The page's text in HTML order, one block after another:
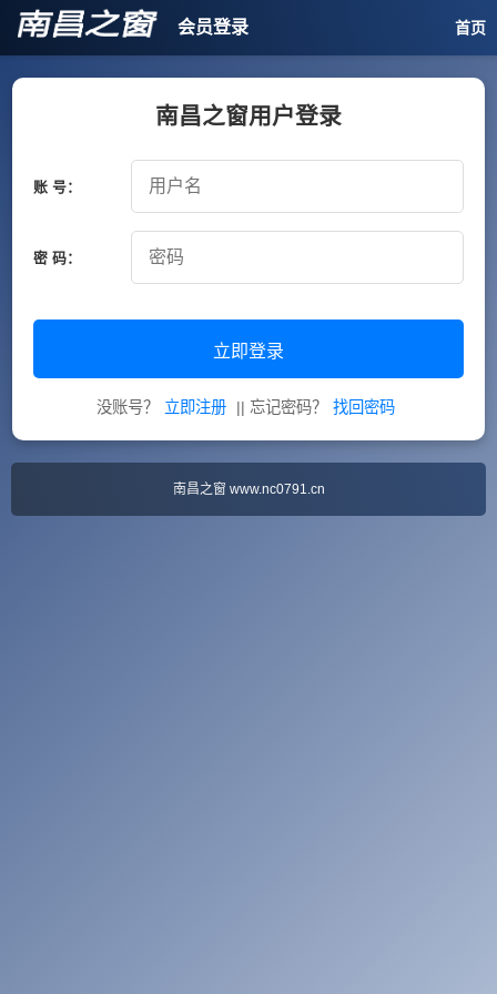
会员登录 首页
南昌之窗用户登录
账 号：
密 码：
立即登录
没账号？ 立即注册 || 忘记密码？ 找回密码
南昌之窗 www.nc0791.cn